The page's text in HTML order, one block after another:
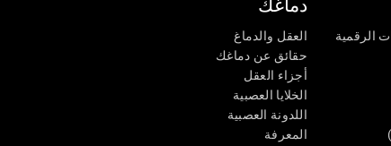
دماغك
العقل والدماغ
حقائق عن دماغك
أجزاء العقل
الخلايا العصبية
اللدونة العصبية
المعرفة
الرقمية